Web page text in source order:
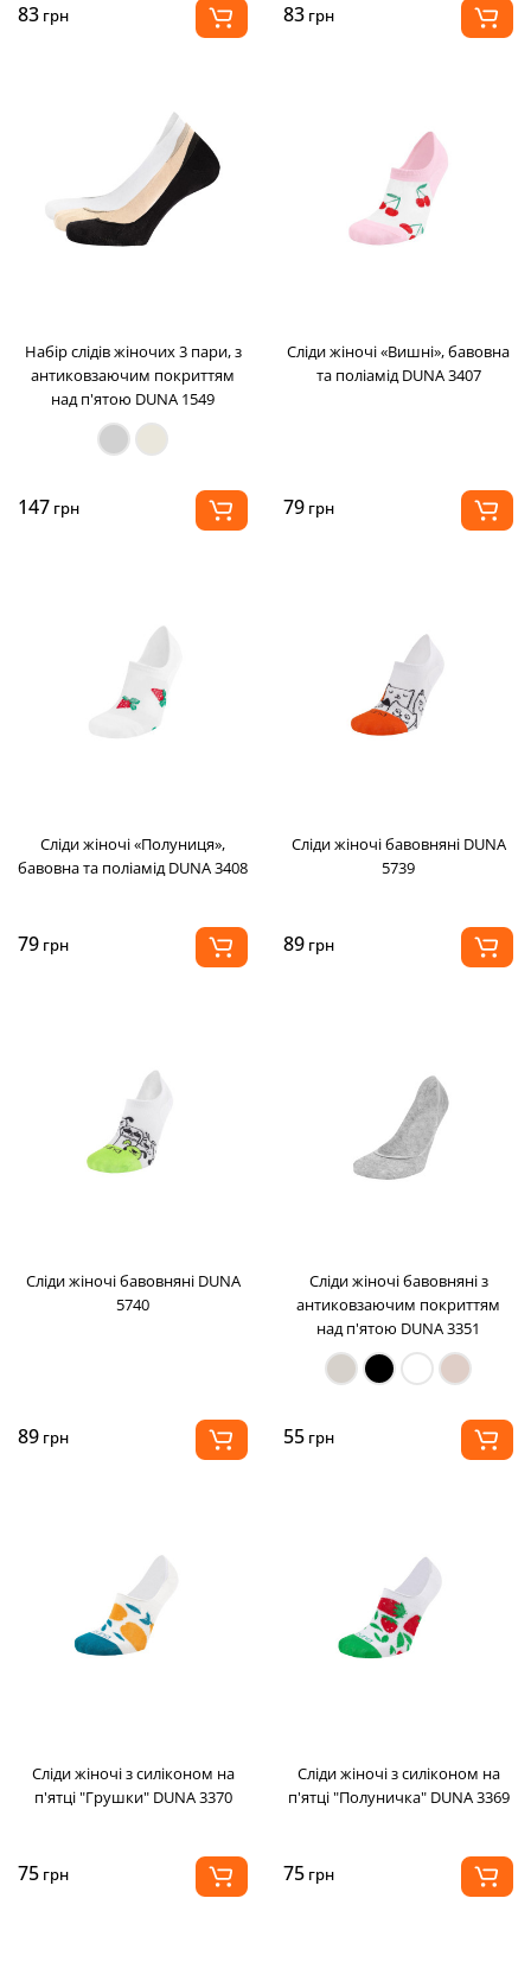
83 грн 83 грн
Набір слідів жіночих 3 пари, з
антиковзаючим покриттям
над п'ятою DUNA 1549
147 грн
Сліди жіночі «Вишні», бавовна
та поліамід DUNA 3407
79 грн
Сліди жіночі «Полуниця»,
бавовна та поліамід DUNA 3408
79 грн
Сліди жіночі бавовняні DUNA
5739
89 грн
Сліди жіночі бавовняні DUNA
5740
89 грн
Сліди жіночі бавовняні з
антиковзаючим покриттям
над п'ятою DUNA 3351
55 грн
Сліди жіночі з силіконом на
п'ятці "Грушки" DUNA 3370
75 грн
Сліди жіночі з силіконом на
п'ятці "Полуничка" DUNA 3369
75 грн